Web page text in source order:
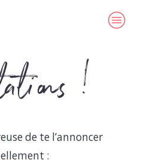
!
de te l’annoncer
: